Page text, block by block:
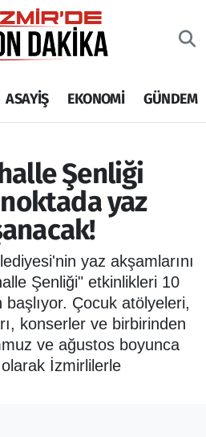
ASAYİŞ EKONOMİ GÜNDEM
Şenliği
yaz
yaz akşamlarını
Şenliği" etkinlikleri 10
Çocuk atölyeleri,
konserler ve birbirinden
ve ağustos boyunca
İzmirlilerle
Haritası
Fikstür